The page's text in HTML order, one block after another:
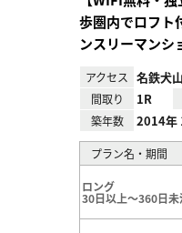
歩圏内でロフト
ンスリーマンシ
アクセス 名鉄犬
間取り 1R
築年数 2014年
プラン名・期間
ロング
30日以上～360日未